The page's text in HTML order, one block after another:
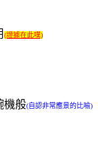
(證據在此噗)
機般(自認非常應景的比喻)